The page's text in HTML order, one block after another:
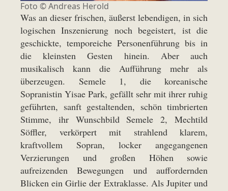
Foto © Andreas Herold
Was an dieser frischen, äußerst lebendigen, in sich
logischen Inszenierung noch begeistert, ist die
geschickte, temporeiche Personenführung bis in
die kleinsten Gesten hinein. Aber auch
musikalisch kann die Aufführung mehr als
überzeugen. Semele 1, die koreanische
Sopranistin Yisae Park, gefällt sehr mit ihrer ruhig
geführten, sanft gestaltenden, schön timbrierten
Stimme, ihr Wunschbild Semele 2, Mechtild
Söffler, verkörpert mit strahlend klarem,
kraftvollem Sopran, locker angegangenen
Verzierungen und großen Höhen sowie
aufreizenden Bewegungen und auffordernden
Blicken ein Girlie der Extraklasse. Als Jupiter und